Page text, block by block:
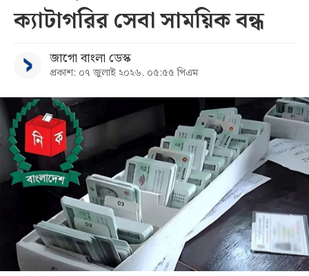
বিভাগ
আর্কাইভ
কনভার্টার
ক্যাটাগরির সেবা সাময়িক বন্ধ
জাগো বাংলা ডেস্ক
প্রকাশ: ০৭ জুলাই ২০২৬, ০৫:৫৫ পিএম